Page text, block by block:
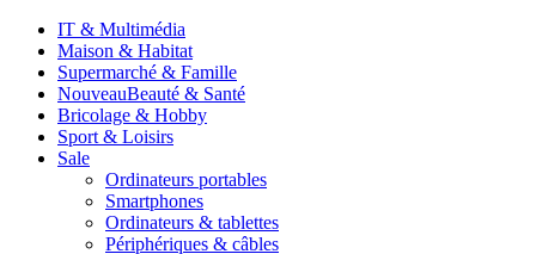
IT & Multimédia
Maison & Habitat
Supermarché & Famille
NouveauBeauté & Santé
Bricolage & Hobby
Sport & Loisirs
Sale
Ordinateurs portables
Smartphones
Ordinateurs & tablettes
Périphériques & câbles